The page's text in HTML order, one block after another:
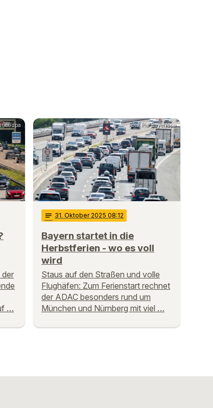
dpa
der
…
Foto: Pia Bayer/dpa
notes 31. Oktober 2025 08:12
Bayern startet in die
Herbstferien - wo es voll
wird
Staus auf den Straßen und volle
Flughäfen: Zum Ferienstart rechnet
der ADAC besonders rund um
München und Nürnberg mit viel …